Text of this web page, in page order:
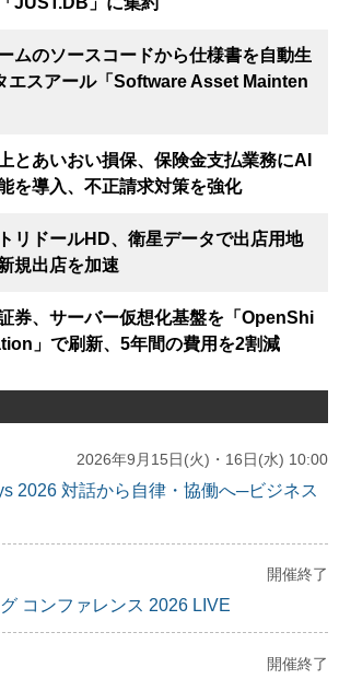
ムのソースコードから仕様書を自動生
エスアール「Software Asset Mainten
とあいおい損保、保険金支払業務にAI
を導入、不正請求対策を強化
リドールHD、衛星データで出店用地
規出店を加速
券、サーバー仮想化基盤を「OpenShi
」で刷新、5年間の費用を2割減
2026年9月15日(火)・16日(水) 10:00
2026 対話から自律・協働へ─ビジネス
開催終了
コンファレンス 2026 LIVE
開催終了